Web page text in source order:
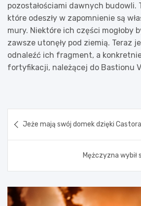
pozostałościami dawnych budowli.
które odeszły w zapomnienie są
mury. Niektóre ich części mogłoby
zawsze utonęły pod ziemią. Teraz
odnaleźć ich fragment, a
fortyfikacji, należącej do Bastionu
wpisu
Jeże mają swój domek dzięki
Mężczyzna wybił